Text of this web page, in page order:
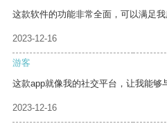
这款软件的功能非常全面，可以满足我
2023-12-16
游客
这款app就像我的社交平台，让我能够
2023-12-16